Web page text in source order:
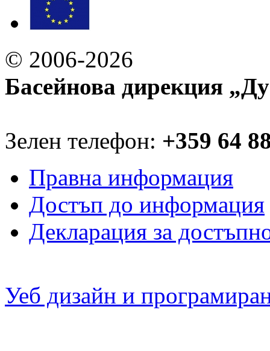
© 2006-2026
Басейнова дирекция
Зелен телефон: +359 64
Правна информация
Достъп до информация
Декларация за
Уеб дизайн и